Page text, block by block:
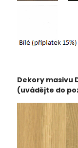
Dekory masivu
(uvádějte do